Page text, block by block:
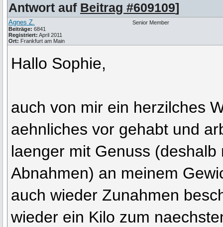
Antwort auf Beitrag #609109]
Agnes Z.
Beiträge: 6841
Registriert: April 2011
Ort: Frankfurt am Main
Senior Member
Hallo Sophie,
auch von mir ein herzilches
aehnliches vor gehabt und
laenger mit Genuss
Abnahmen) an meinem
auch wieder Zunahmen
wieder ein Kilo zum